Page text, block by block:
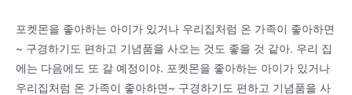
포켓몬을 좋아하는 아이가 있거나 우리집처럼 온 가족이 좋아하면
~ 구경하기도 편하고 기념품을 사오는 것도 좋을 것 같아. 우리 집
에는 다음에도 또 갈 예정이야. 포켓몬을 좋아하는 아이가 있거나
우리집처럼 온 가족이 좋아하면~ 구경하기도 편하고 기념품을 사